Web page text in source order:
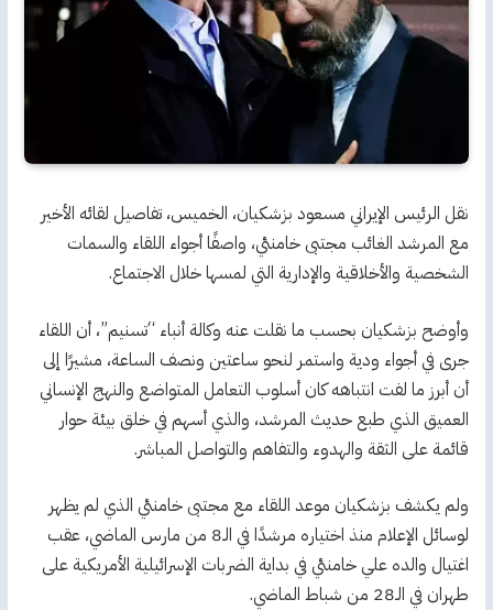
نقل الرئيس الإيراني مسعود بزشكيان، الخميس، تفاصيل لقائه الأخير
مع المرشد الغائب مجتبى خامنئي، واصفًا أجواء اللقاء والسمات
الشخصية والأخلاقية والإدارية التي لمسها خلال الاجتماع.
وأوضح بزشكيان بحسب ما نقلت عنه وكالة أنباء “تسنيم”، أن اللقاء
جرى في أجواء ودية واستمر لنحو ساعتين ونصف الساعة، مشيرًا إلى
أن أبرز ما لفت انتباهه كان أسلوب التعامل المتواضع والنهج الإنساني
العميق الذي طبع حديث المرشد، والذي أسهم في خلق بيئة حوار
قائمة على الثقة والهدوء والتفاهم والتواصل المباشر.
ولم يكشف بزشكيان موعد اللقاء مع مجتبى خامنئي الذي لم يظهر
لوسائل الإعلام منذ اختياره مرشدًا في الـ8 من مارس الماضي، عقب
اغتيال والده علي خامنئي في بداية الضربات الإسرائيلية الأمريكية على
طهران في الـ28 من شباط الماضي.